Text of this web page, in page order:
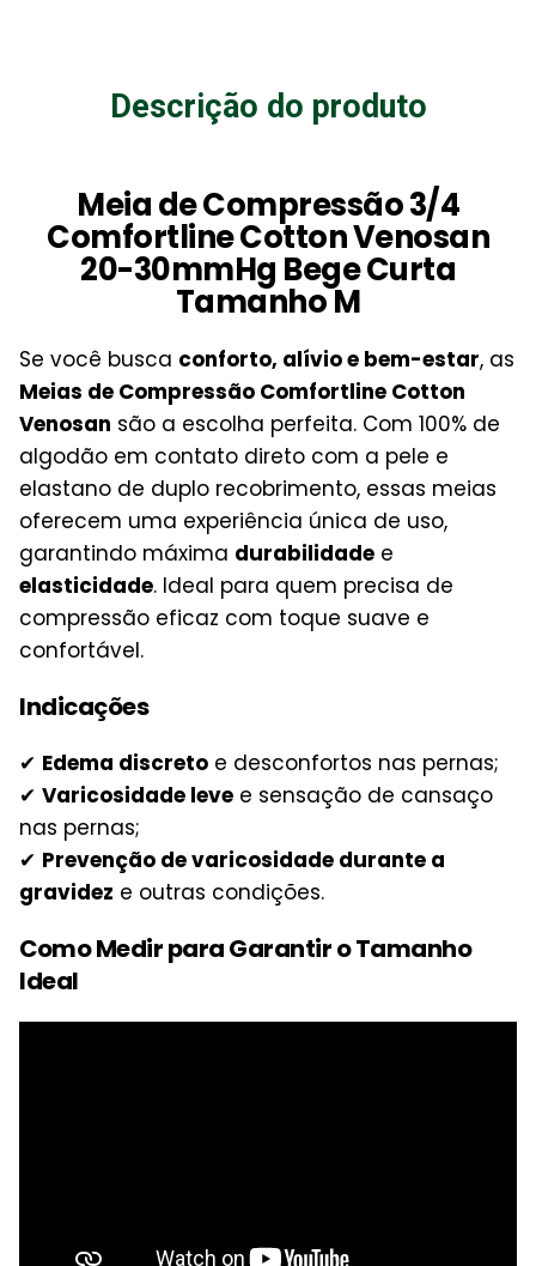
Descrição do produto
Meia de Compressão 3/4
Comfortline Cotton Venosan
20-30mmHg Bege Curta
Tamanho M
Se você busca conforto, alívio e bem-estar, as
Meias de Compressão Comfortline Cotton
Venosan são a escolha perfeita. Com 100% de
algodão em contato direto com a pele e
elastano de duplo recobrimento, essas meias
oferecem uma experiência única de uso,
garantindo máxima durabilidade e
elasticidade. Ideal para quem precisa de
compressão eficaz com toque suave e
confortável.
Indicações
✔ Edema discreto e desconfortos nas pernas;
✔ Varicosidade leve e sensação de cansaço
nas pernas;
✔ Prevenção de varicosidade durante a
gravidez e outras condições.
Como Medir para Garantir o Tamanho
Ideal